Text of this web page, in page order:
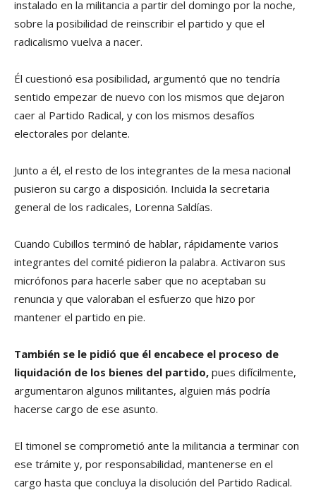
instalado en la militancia a partir del domingo por la noche,
sobre la posibilidad de reinscribir el partido y que el
radicalismo vuelva a nacer.
Él cuestionó esa posibilidad, argumentó que no tendría
sentido empezar de nuevo con los mismos que dejaron
caer al Partido Radical, y con los mismos desafíos
electorales por delante.
Junto a él, el resto de los integrantes de la mesa nacional
pusieron su cargo a disposición. Incluida la secretaria
general de los radicales, Lorenna Saldías.
Cuando Cubillos terminó de hablar, rápidamente varios
integrantes del comité pidieron la palabra. Activaron sus
micrófonos para hacerle saber que no aceptaban su
renuncia y que valoraban el esfuerzo que hizo por
mantener el partido en pie.
También se le pidió que él encabece el proceso de
liquidación de los bienes del partido, pues difícilmente,
argumentaron algunos militantes, alguien más podría
hacerse cargo de ese asunto.
El timonel se comprometió ante la militancia a terminar con
ese trámite y, por responsabilidad, mantenerse en el
cargo hasta que concluya la disolución del Partido Radical.